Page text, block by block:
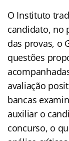
O Instituto
candidato, no
das provas, o
questões
avaliação
bancas
auxiliar o
concurso, o